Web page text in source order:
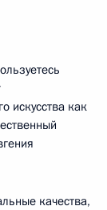
искусства как
качества,